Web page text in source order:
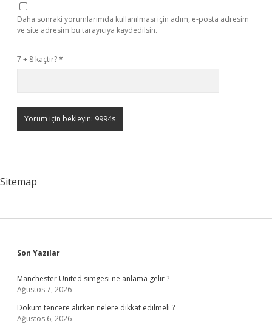
Daha sonraki yorumlarımda kullanılması için adım, e-posta adresim
ve site adresim bu tarayıcıya kaydedilsin.
7 + 8 kaçtır?*
Sitemap
Sidebar
Son Yazılar
Manchester United simgesi ne anlama gelir ?
Ağustos 7, 2026
Döküm tencere alırken nelere dikkat edilmeli ?
Ağustos 6, 2026